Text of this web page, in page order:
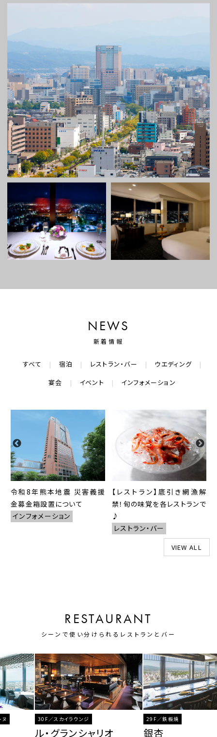
NEWS
新着情報
すべて 宿泊 レストラン・バー
ウエディング
宴会
イベント インフォメーション
令和8年熊本地震 災害義援
金募金箱設置について
インフォメーション
【レストラン】底引き網漁解
禁！旬の味覚を各レストランで
♪
レストラン・バー
VIEW ALL
RESTAURANT
シーンで使い分けられるレストランとバー
30F／スカイラウンジ
ル・グランシャリオ
29F／鉄板焼
銀杏